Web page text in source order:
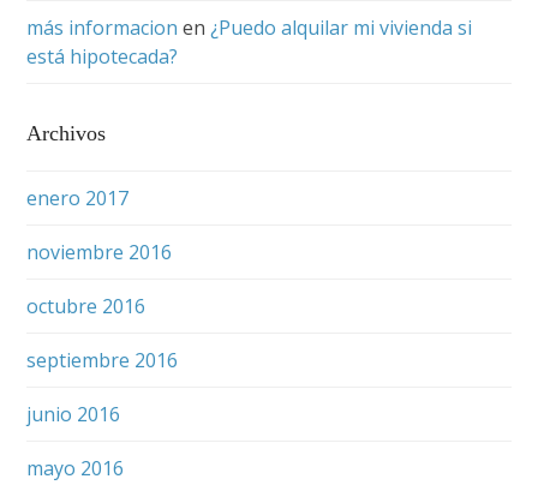
más informacion en¿Puedo alquilar mi vivienda si
está hipotecada?
Archivos
enero 2017
noviembre 2016
octubre 2016
septiembre 2016
junio 2016
mayo 2016